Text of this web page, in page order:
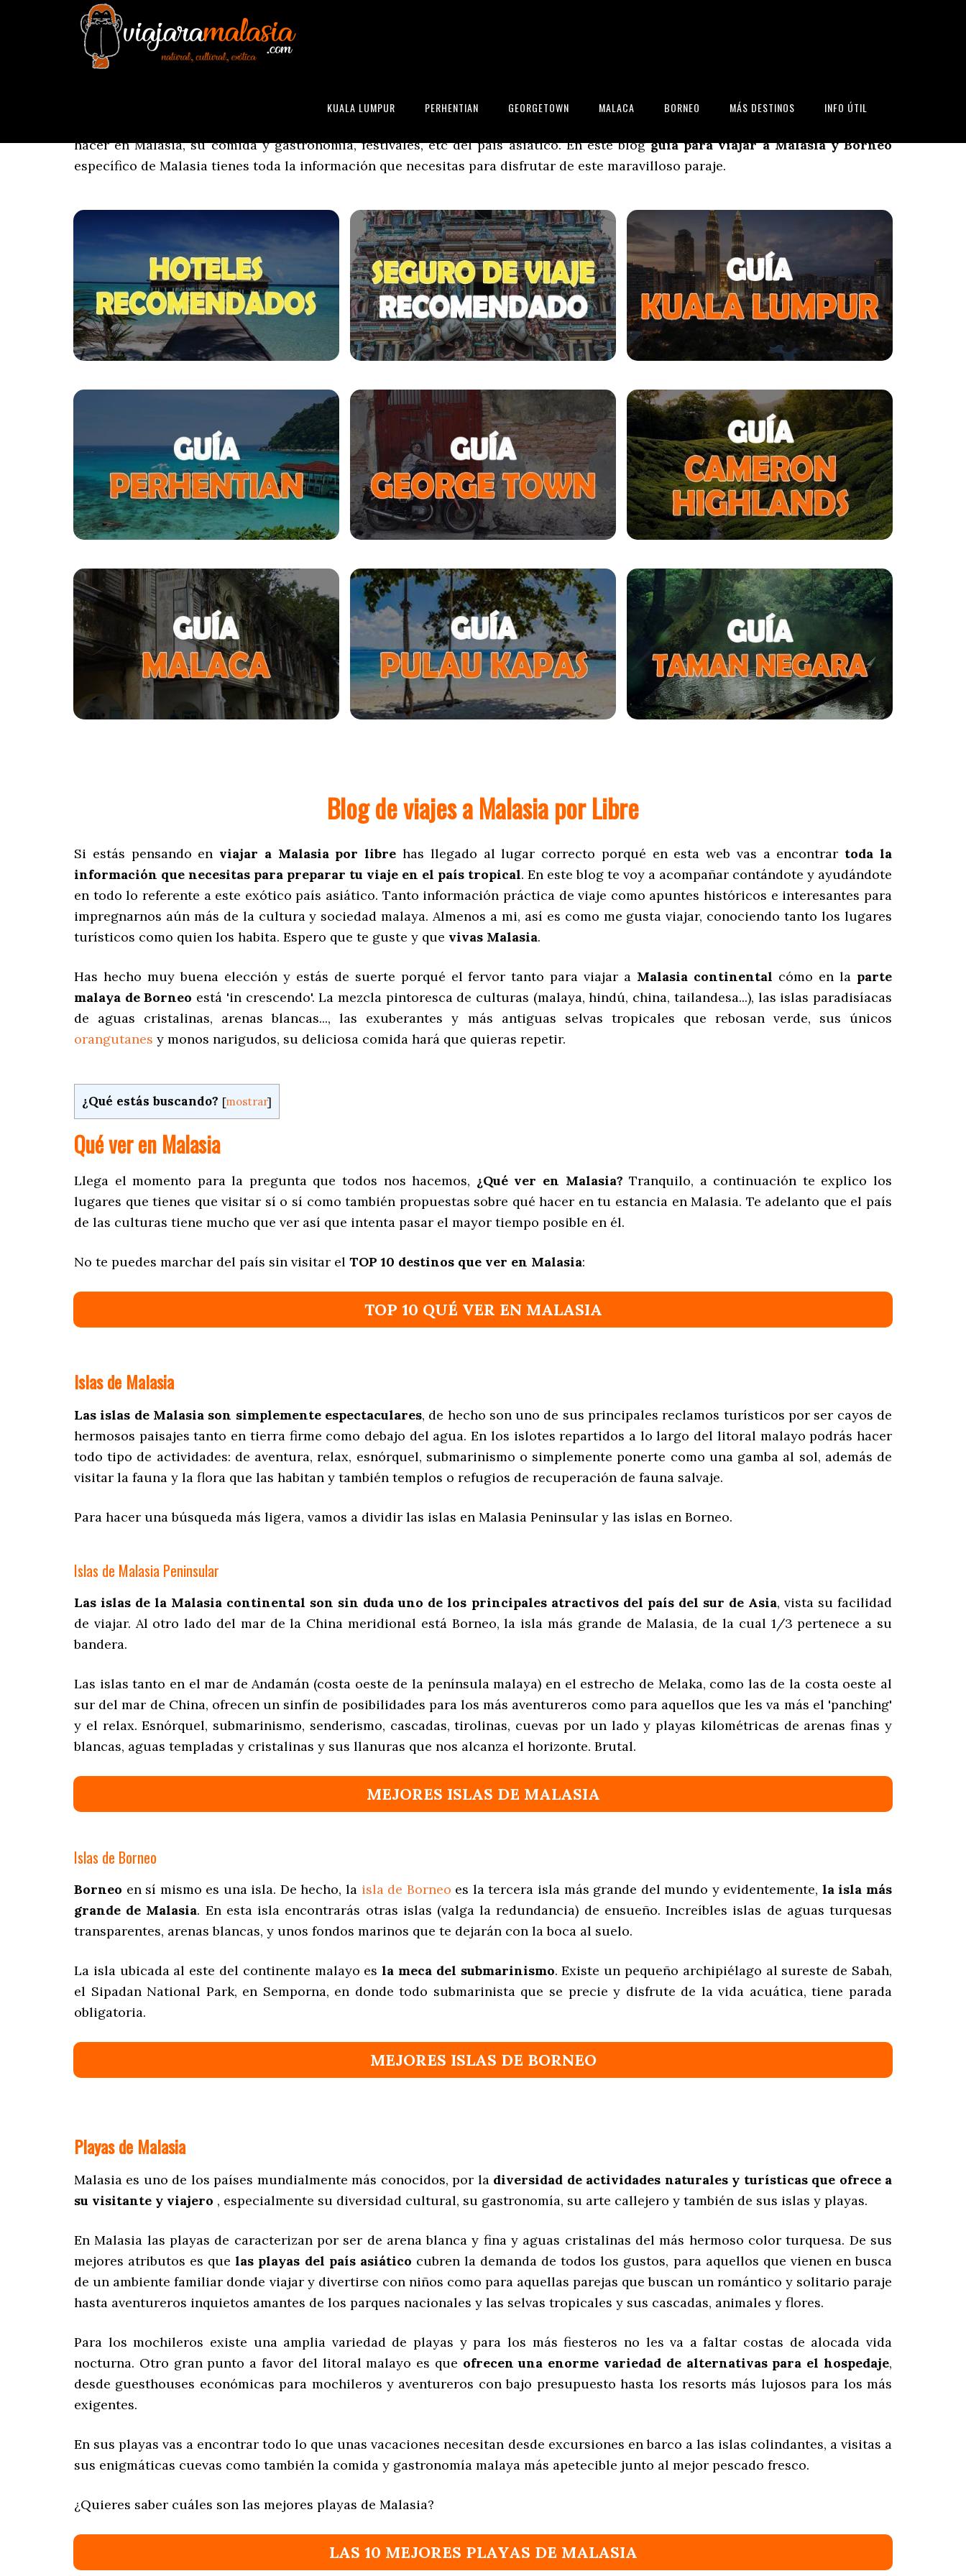
KUALA LUMPUR PERHENTIAN GEORGETOWN MALACA BORNEO MÁS DESTINOS INFO ÚTIL
hacer en Malasia, su comida y gastronomía, festivales, etc del país asiático. En este blogguía para viajar a Malasia y Borneo
específico de Malasia tienes toda la información que necesitas para disfrutar de este maravilloso paraje.
Blog de viajes a Malasia por Libre
Si estás pensando en viajar a Malasia por libre has llegado al lugar correcto porqué en esta web vas a encontrar toda la
información que necesitas para preparar tu viaje en el país tropical. En este blog te voy a acompañar contándote y ayudándote
en todo lo referente a este exótico país asiático. Tanto información práctica de viaje como apuntes históricos e interesantes para
impregnarnos aún más de la cultura y sociedad malaya. Almenos a mi, así es como me gusta viajar, conociendo tanto los lugares
turísticos como quien los habita. Espero que te guste y que vivas Malasia.
Has hecho muy buena elección y estás de suerte porqué el fervor tanto para viajar a Malasia continental cómo en la parte
malaya de Borneo está 'in crescendo'. La mezcla pintoresca de culturas (malaya, hindú, china, tailandesa...), las islas paradisíacas
de aguas cristalinas, arenas blancas..., las exuberantes y más antiguas selvas tropicales que rebosan verde, sus únicos
orangutanes y monos narigudos, su deliciosa comida hará que quieras repetir.
¿Qué estás buscando? [mostrar]
Qué ver en Malasia
Llega el momento para la pregunta que todos nos hacemos, ¿Qué ver en Malasia? Tranquilo, a continuación te explico los
lugares que tienes que visitar sí o sí como también propuestas sobre qué hacer en tu estancia en Malasia. Te adelanto que el país
de las culturas tiene mucho que ver así que intenta pasar el mayor tiempo posible en él.
No te puedes marchar del país sin visitar el TOP 10 destinos que ver en Malasia:
TOP 10 QUÉ VER EN MALASIA
Islas de Malasia
Las islas de Malasia son simplemente espectaculares, de hecho son uno de sus principales reclamos turísticos por ser cayos de
hermosos paisajes tanto en tierra firme como debajo del agua. En los islotes repartidos a lo largo del litoral malayo podrás hacer
todo tipo de actividades: de aventura, relax, esnórquel, submarinismo o simplemente ponerte como una gamba al sol, además de
visitar la fauna y la flora que las habitan y también templos o refugios de recuperación de fauna salvaje.
Para hacer una búsqueda más ligera, vamos a dividir las islas en Malasia Peninsular y las islas en Borneo.
Islas de Malasia Peninsular
Las islas de la Malasia continental son sin duda uno de los principales atractivos del país del sur de Asia, vista su facilidad
de viajar. Al otro lado del mar de la China meridional está Borneo, la isla más grande de Malasia, de la cual 1/3 pertenece a su
bandera.
Las islas tanto en el mar de Andamán (costa oeste de la península malaya) en el estrecho de Melaka, como las de la costa oeste al
sur del mar de China, ofrecen un sinfín de posibilidades para los más aventureros como para aquellos que les va más el 'panching'
y el relax. Esnórquel, submarinismo, senderismo, cascadas, tirolinas, cuevas por un lado y playas kilométricas de arenas finas y
blancas, aguas templadas y cristalinas y sus llanuras que nos alcanza el horizonte. Brutal.
MEJORES ISLAS DE MALASIA
Islas de Borneo
Borneo en sí mismo es una isla. De hecho, la isla de Borneo es la tercera isla más grande del mundo y evidentemente, la isla más
grande de Malasia. En esta isla encontrarás otras islas (valga la redundancia) de ensueño. Increíbles islas de aguas turquesas
transparentes, arenas blancas, y unos fondos marinos que te dejarán con la boca al suelo.
La isla ubicada al este del continente malayo esla meca del submarinismo. Existe un pequeño archipiélago al sureste de Sabah,
el Sipadan National Park, en Semporna, en donde todo submarinista que se precie y disfrute de la vida acuática, tiene parada
obligatoria.
MEJORES ISLAS DE BORNEO
Playas de Malasia
Malasia es uno de los países mundialmente más conocidos, por la diversidad de actividades naturales y turísticas que ofrece a
su visitante y viajero , especialmente su diversidad cultural, su gastronomía, su arte callejero y también de sus islas y playas.
En Malasia las playas de caracterizan por ser de arena blanca y fina y aguas cristalinas del más hermoso color turquesa. De sus
mejores atributos es quelas playas del país asiático cubren la demanda de todos los gustos, para aquellos que vienen en busca
de un ambiente familiar donde viajar y divertirse con niños como para aquellas parejas que buscan un romántico y solitario paraje
hasta aventureros inquietos amantes de los parques nacionales y las selvas tropicales y sus cascadas, animales y flores.
Para los mochileros existe una amplia variedad de playas y para los más fiesteros no les va a faltar costas de alocada vida
nocturna. Otro gran punto a favor del litoral malayo es que ofrecen una enorme variedad de alternativas para el hospedaje,
desde guesthouses económicas para mochileros y aventureros con bajo presupuesto hasta los resorts más lujosos para los más
exigentes.
En sus playas vas a encontrar todo lo que unas vacaciones necesitan desde excursiones en barco a las islas colindantes, a visitas a
sus enigmáticas cuevas como también la comida y gastronomía malaya más apetecible junto al mejor pescado fresco.
¿Quieres saber cuáles son las mejores playas de Malasia?
LAS 10 MEJORES PLAYAS DE MALASIA